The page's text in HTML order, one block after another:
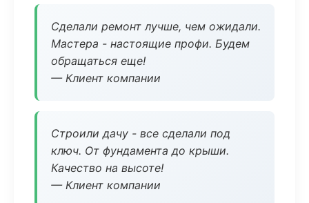
Сделали ремонт лучше, чем ожидали.
Мастера - настоящие профи. Будем
обращаться еще!
— Клиент компании
Строили дачу - все сделали под
ключ. От фундамента до крыши.
Качество на высоте!
— Клиент компании